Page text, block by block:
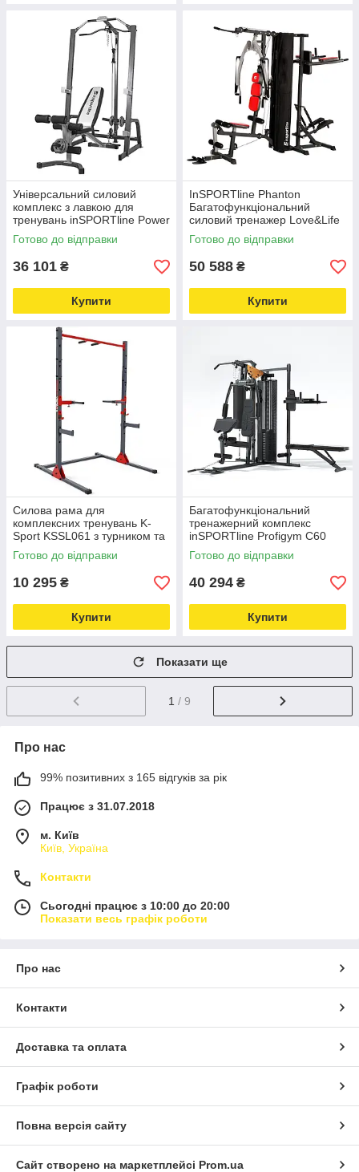
Універсальний силовий
комплекс з лавкою для
тренувань inSPORTline Power
Rack PW60 Love&Life -online-
multimarket-
Готово до відправки
36 101 ₴
Купити
InSPORTline Phanton
Багатофункціональний
силовий тренажер Love&Life
-online-multimarket-
Готово до відправки
50 588 ₴
Купити
Силова рама для
комплексних тренувань K-
Sport KSSL061 з турником та
поручнями, сіра Love&Life -
online-multimarket-
Готово до відправки
10 295 ₴
Купити
Багатофункціональний
тренажерний комплекс
inSPORTline Profigym C60
(6/6) Love&Life -online-
multimarket-
Готово до відправки
40 294 ₴
Купити
Показати ще
1 / 9
Про нас
99% позитивних з 165 відгуків за рік
Працює з 31.07.2018
м. Київ
Київ, Україна
Контакти
Сьогодні працює з 10:00 до 20:00
Показати весь графік роботи
Про нас
Контакти
Доставка та оплата
Графік роботи
Повна версія сайту
Сайт створено на маркетплейсі Prom.ua